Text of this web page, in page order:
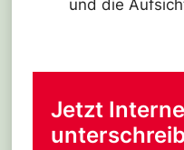
und die
Jetzt